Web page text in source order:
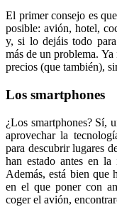
El primer consejo es
posible: avión, hotel,
y, si lo dejáis todo
más de un problema. Ya
precios (que también),
Los smartphones
¿Los smartphones? Sí,
aprovechar la
para descubrir lugares
han estado antes en
Además, está bien que
en el que poner con
coger el avión,